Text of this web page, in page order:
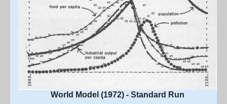
World Model (1972) - Standard Run